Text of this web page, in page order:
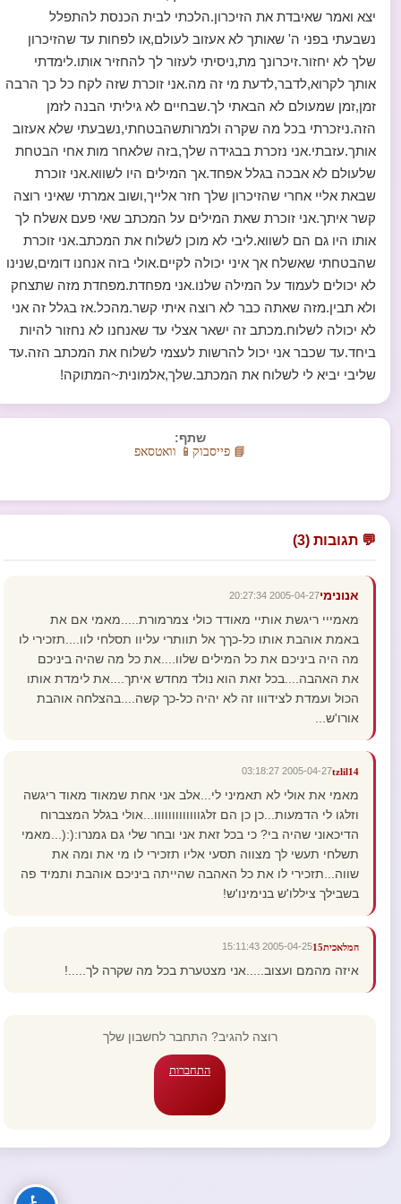
יצא ואמר שאיבדת את הזיכרון.הלכתי לבית הכנסת להתפלל
נשבעתי בפני ה' שאותך לא אעזוב לעולם,או לפחות עד שהזיכרון
שלך לא יחזור.זיכרונך מת,ניסיתי לעזור לך להחזיר אותו.לימדתי
אותך לקרוא,לדבר,לדעת מי זה מה.אני זוכרת שזה לקח כל כך הרבה
זמן,זמן שמעולם לא הבאתי לך.שבחיים לא גיליתי הבנה לזמן
הזה.ניזכרתי בכל מה שקרה ולמרותשהבטחתי,נשבעתי שלא אעזוב
אותך.עזבתי.אני נזכרת בבגידה שלך,בזה שלאחר מות אחי הבטחת
שלעולם לא אבכה בגלל אפחד.אך המילים היו לשווא.אני זוכרת
שבאת אליי אחרי שהזיכרון שלך חזר אלייך,ושוב אמרתי שאיני רוצה
קשר איתך.אני זוכרת שאת המילים על המכתב שאי פעם אשלח לך
אותו היו גם הם לשווא.ליבי לא מוכן לשלוח את המכתב.אני זוכרת
שהבטחתי שאשלח אך איני יכולה לקיים.אולי בזה אנחנו דומים,שנינו
לא יכולים לעמוד על המילה שלנו.אני מפחדת.מפחדת מזה שתצחק
ולא תבין.מזה שאתה כבר לא רוצה איתי קשר.מהכל.אז בגלל זה אני
לא יכולה לשלוח.מכתב זה ישאר אצלי עד שאנחנו לא נחזור להיות
ביחד.עד שכבר אני יכול להרשות לעצמי לשלוח את המכתב הזה.עד
שליבי יביא לי לשלוח את המכתב.שלך,אלמונית~המתוקה!
שתף:
📘 פייסבוק 📱 וואטסאפ
💬 תגובות (3)
אנונימי2005-04-27 20:27:34
מאמייי ריגשת אותיי מאודד כולי צמרמורת.....מאמי אם את
באמת אוהבת אותו כל-כךך אל תוותרי עליוו תסלחי לוו....תזכירי לו
מה היה ביניכם את כל המילים שלוו....את כל מה שהיה ביניכם
את האהבה....בכל זאת הוא נולד מחדש איתך....את לימדת אותו
הכול ועמדת לצידווו זה לא יהיה כל-כך קשה....בהצלחה אוהבת
אורו'ש...
tzlil14
2005-04-27 03:18:27
מאמי את אולי לא תאמיני לי...אלב אני אחת שמאוד מאוד ריגשה
וזלגו לי הדמעות...כן כן הם זלגווווווווווווו...אולי בגלל המצברוח
הדיכאוני שהיה בי? כי בכל זאת אני ובחר שלי גם גמנרו:(:(...מאמי
תשלחי תעשי לך מצווה תסעי אליו תזכירי לו מי את ומה את
שווה...תזכירי לו את כל האהבה שהייתה ביניכם אוהבת ותמיד פה
בשבילך ציללו'ש בנימינו'ש!
המלאכית15 2005-04-25 15:11:43
איזה מהמם ועצוב.....אני מצטערת בכל מה שקרה לך.....!
רוצה להגיב? התחבר לחשבון שלך
התחברות